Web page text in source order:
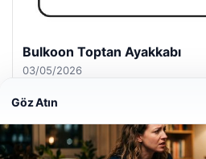
Bulkoon Toptan Ayakkabı
03/05/2026
Göz Atın